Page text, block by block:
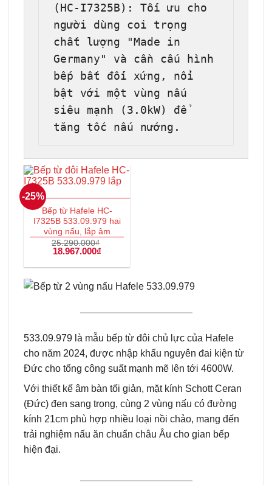
(HC-I7325B): Tối ưu cho
người dùng coi trọng
chất lượng "Made in
Germany" và cần cấu hình
bếp bất đối xứng, nổi
bật với một vùng nấu
siêu mạnh (3.0kW) để
tăng tốc nấu nướng.
-25%
Bếp từ Hafele HC-
I7325B 533.09.979 hai
vùng nấu, lắp âm
25.290.000₫
Giá
là:
18.967.000₫Giá
tại
18.967.000₫.
533.09.979 là mẫu bếp từ đôi chủ lực của Hafele
cho năm 2024, được nhập khẩu nguyên đai kiện từ
Đức cho tổng công suất mạnh mẽ lên tới 4600W.
Với thiết kế âm bàn tối giản, mặt kính Schott Ceran
(Đức) đen sang trọng, cùng 2 vùng nấu có đường
kính 21cm phù hợp nhiều loại nồi chảo, mang đến
trải nghiệm nấu ăn chuẩn châu Âu cho gian bếp
hiện đại.